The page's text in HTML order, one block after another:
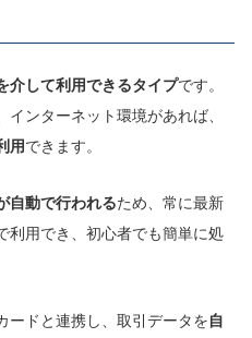
介して利用できるタイプです。
ンターネット環境があれば、
用できます。
自動で行われるため、常に最新
利用でき、初心者でも簡単に処
ードと連携し、取引データを自